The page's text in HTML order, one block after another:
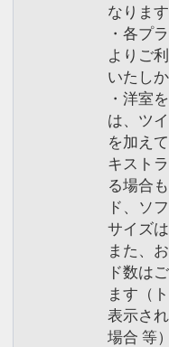
なります
・各プ
よりご
いたし
・洋室
は、ツ
を加え
キスト
る場合
ド、ソ
サイズ
また、
ド数は
ます（
表示さ
場合 等）